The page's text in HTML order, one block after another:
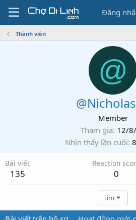
Đăng
Thành viên
@
Member
Tham gia 12/
Nhìn thấy lần cuối
Bài viết
135
Reaction
0
Tìm